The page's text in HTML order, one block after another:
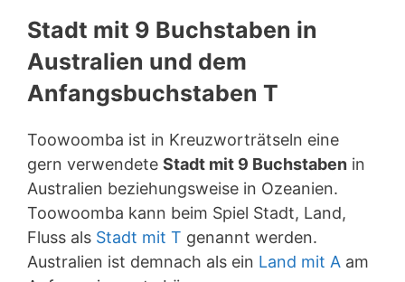
Stadt mit 9 Buchstaben in
Australien und dem
Anfangsbuchstaben T
Toowoomba ist in Kreuzworträtseln eine
gern verwendete Stadt mit 9 Buchstaben in
Australien beziehungsweise in Ozeanien.
Toowoomba kann beim Spiel Stadt, Land,
Fluss als Stadt mit T genannt werden.
Australien ist demnach als ein Land mit A am